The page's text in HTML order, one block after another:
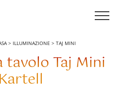
> ILLUMINAZIONE > TAJ MINI
tavolo Taj Mini